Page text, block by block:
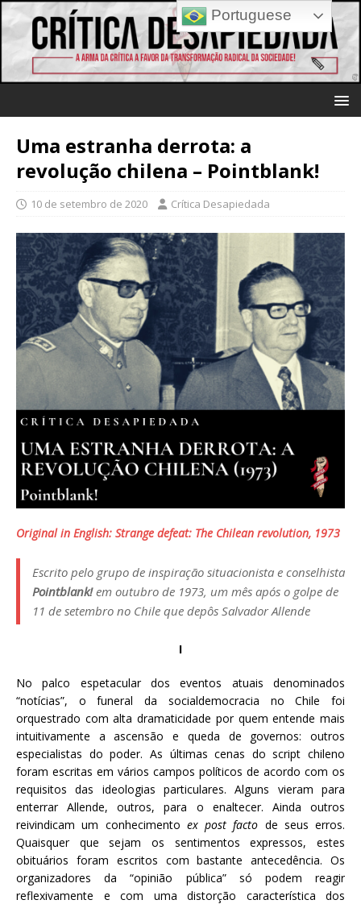
Uma estranha derrota: a
revolução chilena – Pointblank!
10 de setembro de 2020 Crítica Desapiedada
Original in English: Strange defeat: The Chilean revolution, 1973
Escrito pelo grupo de inspiração situacionista e conselhista
Pointblank!em outubro de 1973, um mês após o golpe de
11 de setembro no Chile que depôs Salvador Allende
I
No palco espetacular dos eventos atuais denominados
“notícias”, o funeral da socialdemocracia no Chile foi
orquestrado com alta dramaticidade por quem entende mais
intuitivamente a ascensão e queda de governos: outros
especialistas do poder. As últimas cenas do script chileno
foram escritas em vários campos políticos de acordo com os
requisitos das ideologias particulares. Alguns vieram para
enterrar Allende, outros, para o enaltecer. Ainda outros
reivindicam um conhecimento ex post facto de seus erros.
Quaisquer que sejam os sentimentos expressos, estes
obituários foram escritos com bastante antecedência. Os
organizadores da “opinião pública” só podem reagir
reflexivamente e com uma distorção característica dos
Portuguese